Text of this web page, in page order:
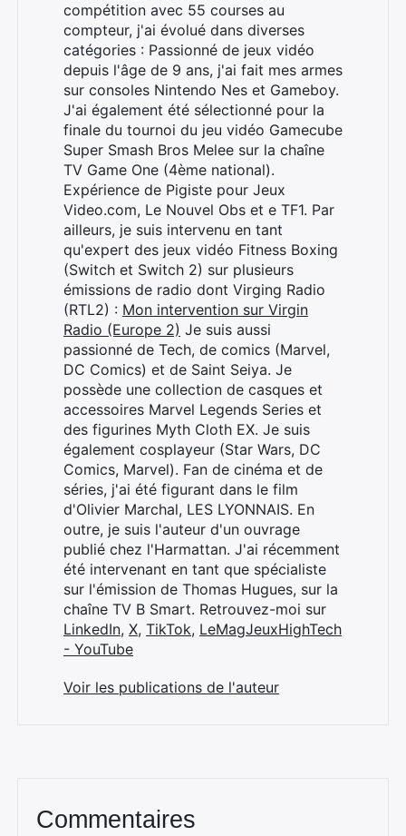
compétition avec 55 courses au
compteur, j'ai évolué dans diverses
catégories : Passionné de jeux vidéo
depuis l'âge de 9 ans, j'ai fait mes armes
sur consoles Nintendo Nes et Gameboy.
J'ai également été sélectionné pour la
finale du tournoi du jeu vidéo Gamecube
Super Smash Bros Melee sur la chaîne
TV Game One (4ème national).
Expérience de Pigiste pour Jeux
Video.com, Le Nouvel Obs et e TF1. Par
ailleurs, je suis intervenu en tant
qu'expert des jeux vidéo Fitness Boxing
(Switch et Switch 2) sur plusieurs
émissions de radio dont Virging Radio
(RTL2) : Mon intervention sur Virgin
Radio (Europe 2) Je suis aussi
passionné de Tech, de comics (Marvel,
DC Comics) et de Saint Seiya. Je
possède une collection de casques et
accessoires Marvel Legends Series et
des figurines Myth Cloth EX. Je suis
également cosplayeur (Star Wars, DC
Comics, Marvel). Fan de cinéma et de
séries, j'ai été figurant dans le film
d'Olivier Marchal, LES LYONNAIS. En
outre, je suis l'auteur d'un ouvrage
publié chez l'Harmattan. J'ai récemment
été intervenant en tant que spécialiste
sur l'émission de Thomas Hugues, sur la
chaîne TV B Smart. Retrouvez-moi sur
LinkedIn, X, TikTok, LeMagJeuxHighTech
- YouTube
Voir les publications de l'auteur
Commentaires
Rechercher